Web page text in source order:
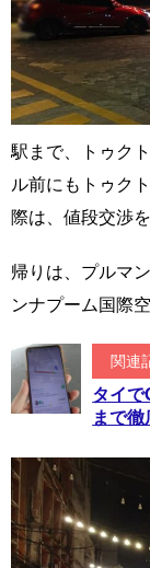
駅まで、トゥク
ル前にもトゥク
際は、値段交渉
帰りは、プルマ
ンナプーム国際
関連
タイで
まで徹